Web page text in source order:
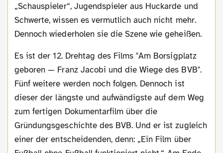
„Schauspieler“, Jugendspieler aus Huckarde und
Schwerte, wissen es vermutlich auch nicht mehr.
Dennoch wiederholen sie die Szene wie geheißen.
Es ist der 12. Drehtag des Films "Am Borsigplatz
geboren — Franz Jacobi und die Wiege des BVB".
Fünf weitere werden noch folgen. Dennoch ist
dieser der längste und aufwändigste auf dem Weg
zum fertigen Dokumentarfilm über die
Gründungsgeschichte des BVB. Und er ist zugleich
einer der entscheidenden, denn: „Ein Film über